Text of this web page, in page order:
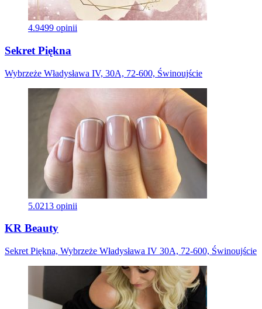
4.9499 opinii
Sekret Piękna
Wybrzeże Władysława IV, 30A, 72-600, Świnoujście
5.0213 opinii
KR Beauty
Sekret Piękna, Wybrzeże Władysława IV 30A, 72-600, Świnoujście